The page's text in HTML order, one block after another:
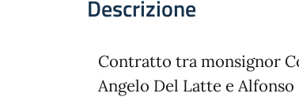
Descrizione
Contratto tra monsignor
Angelo Del Latte e